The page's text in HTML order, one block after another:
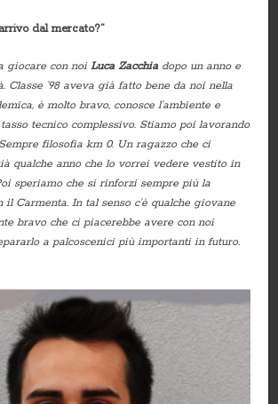
dal mercato?”
giocare con noiLuca Zacchia dopo un anno e
Classe ’98 aveva già fatto bene da noi nella
è molto bravo, conosce l’ambiente e
tecnico complessivo. Stiamo poi lavorando
filosofia km 0. Un ragazzo che ci
qualche anno che lo vorrei vedere vestito in
speriamo che si rinforzi sempre più la
il Carmenta. In tal senso c’è qualche giovane
bravo che ci piacerebbe avere con noi
a palcoscenici più importanti in futuro.